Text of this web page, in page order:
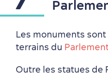
Les monuments
terrains du
Outre les statues de